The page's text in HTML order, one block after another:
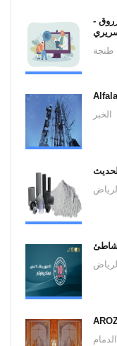
-
طنجة
الخبر
الرياض
الرياض
الدمام